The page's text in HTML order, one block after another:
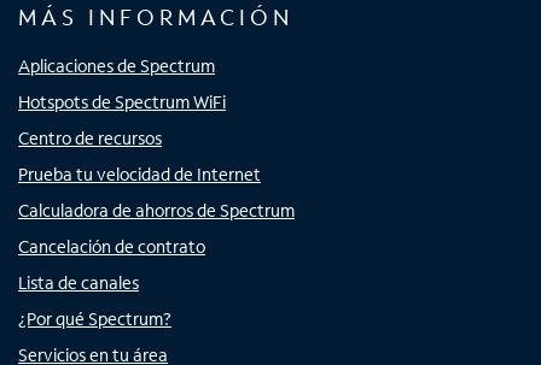
MÁS INFORMACIÓN
Aplicaciones de Spectrum
Hotspots de Spectrum WiFi
Centro de recursos
Prueba tu velocidad de Internet
Calculadora de ahorros de Spectrum
Cancelación de contrato
Lista de canales
¿Por qué Spectrum?
Servicios en tu área